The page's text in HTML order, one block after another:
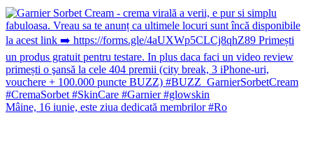
Mâine, 16 iunie, este ziua dedicată membrilor #Ro